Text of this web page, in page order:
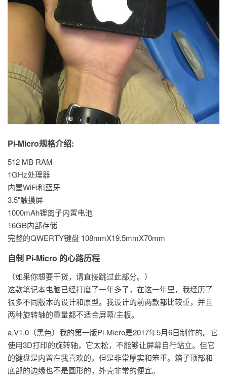
Pi-Micro规格介绍:
512 MB RAM
1GHz处理器
内置WiFi和蓝牙
3.5"触摸屏
1000mAh锂离子内置电池
16GB内部存储
完整的QWERTY键盘 108mmX19.5mmX70mm
自制 Pi-Micro 的心路历程
（如果你想要干货，请直接跳过此部分。）
这款笔记本电脑已经打磨了一年多了，在这一年里，我经历了
很多不同版本的设计和原型。我设计的前两款都比较重，并且
两种旋转轴的重量都不适合屏幕/主板。
a.V1.0（黑色）我的第一版Pi-Micro是2017年5月6日制作的。它
使用3D打印的旋转轴，它太松，不能够让屏幕自行站立。但它
的键盘是内置在我喜欢的，但是非常厚实和笨重。箱子顶部和
底部的边缘也不是圆形的，外壳非常的便宜。